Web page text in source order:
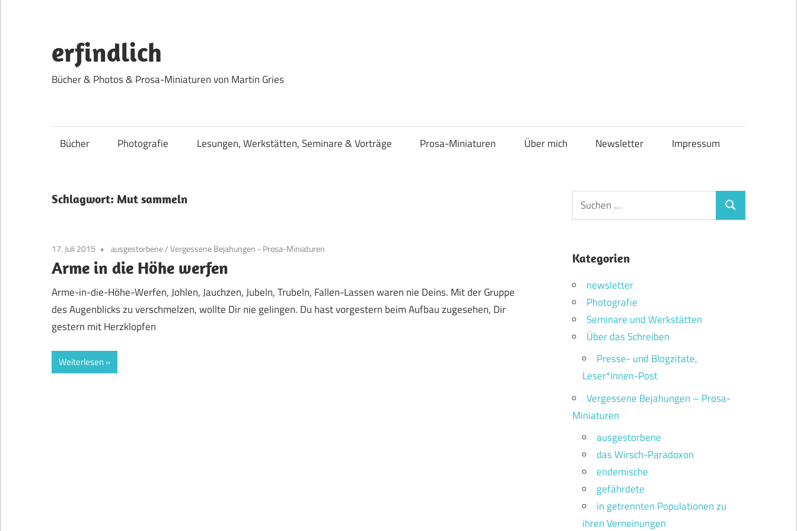
springen
erfindlich
Bücher & Photos & Prosa-Miniaturen von Martin Gries
Bücher Photografie Lesungen, Werkstätten, Seminare & Vorträge Prosa-Miniaturen Über mich Newsletter Impressum
Schlagwort: Mut sammeln
17. Juli 2015 ausgestorbene/Vergessene Bejahungen - Prosa-Miniaturen
Arme in die Höhe werfen
Arme-in-die-Höhe-Werfen, Johlen, Jauchzen, Jubeln, Trubeln, Fallen-Lassen waren nie Deins. Mit der Gruppe
des Augenblicks zu verschmelzen, wollte Dir nie gelingen. Du hast vorgestern beim Aufbau zugesehen, Dir
gestern mit Herzklopfen
Weiterlesen
Suchen
nach:
Suchen
Kategorien
newsletter
Photografie
Seminare und Werkstätten
Über das Schreiben
Presse- und Blogzitate,
Leser*innen-Post
Vergessene Bejahungen – Prosa-
Miniaturen
ausgestorbene
das Wirsch-Paradoxon
endemische
gefährdete
in getrennten Populationen zu
ihren Verneinungen